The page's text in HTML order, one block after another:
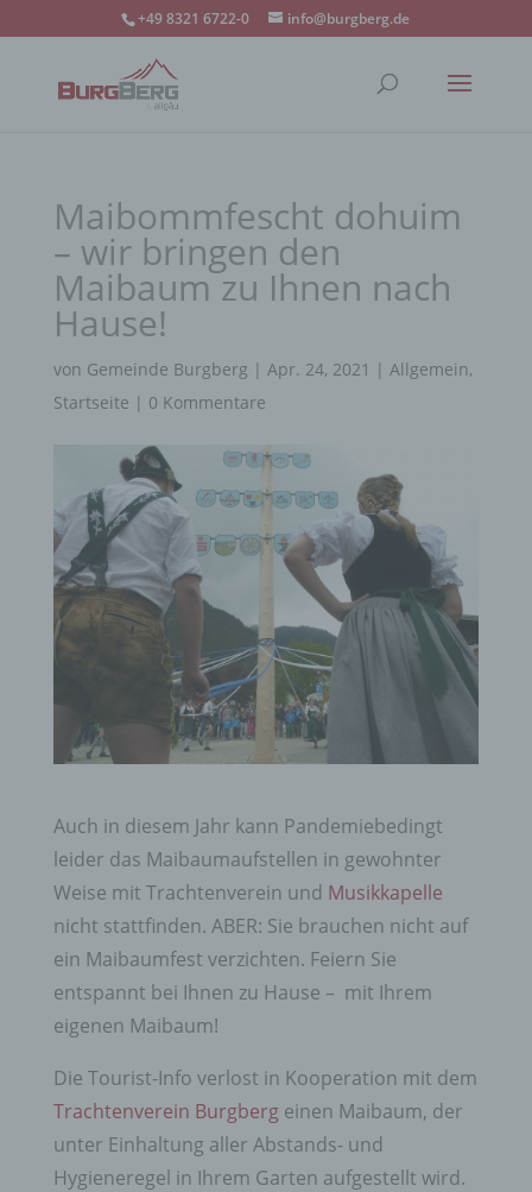
+49 8321 6722-0 info@burgberg.de
Maibommfescht dohuim
– wir bringen den
Maibaum zu Ihnen nach
Hause!
von Gemeinde Burgberg | Apr. 24, 2021 | Allgemein,
Startseite | 0 Kommentare
Auch in diesem Jahr kann Pandemiebedingt
leider das Maibaumaufstellen in gewohnter
Weise mit Trachtenverein und Musikkapelle
nicht stattfinden. ABER: Sie brauchen nicht auf
ein Maibaumfest verzichten. Feiern Sie
entspannt bei Ihnen zu Hause – mit Ihrem
eigenen Maibaum!
Die Tourist-Info verlost in Kooperation mit dem
Trachtenverein Burgbergeinen Maibaum, der
unter Einhaltung aller Abstands- und
Hygieneregel in Ihrem Garten aufgestellt wird.